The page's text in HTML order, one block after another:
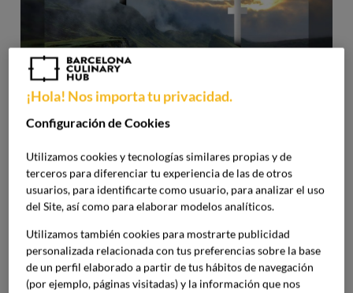
¿Qué es la cadena trófica?
sistema de fases o pasos que permiten la obtención de
alimentos desde la etapa de elaboración primaria hasta la
de consumo. Hoy en día la cadena trófica vuelve a estar a
¡Hola! Nos importa tu privacidad.
Configuración de Cookies
Utilizamos cookies y tecnologías similares propias y de
terceros para diferenciar tu experiencia de las de otros
usuarios, para identificarte como usuario, para analizar el uso
del Site, así como para elaborar modelos analíticos.
Utilizamos también cookies para mostrarte publicidad
personalizada relacionada con tus preferencias sobre la base
de un perfil elaborado a partir de tus hábitos de navegación
(por ejemplo, páginas visitadas) y la información que nos